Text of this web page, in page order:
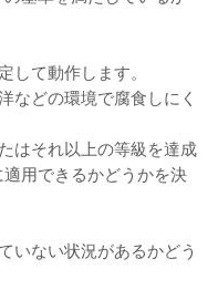
して動作します。
などの環境で腐食しにく
はそれ以上の等級を達成
用できるかどうかを決
いない状況があるかどう